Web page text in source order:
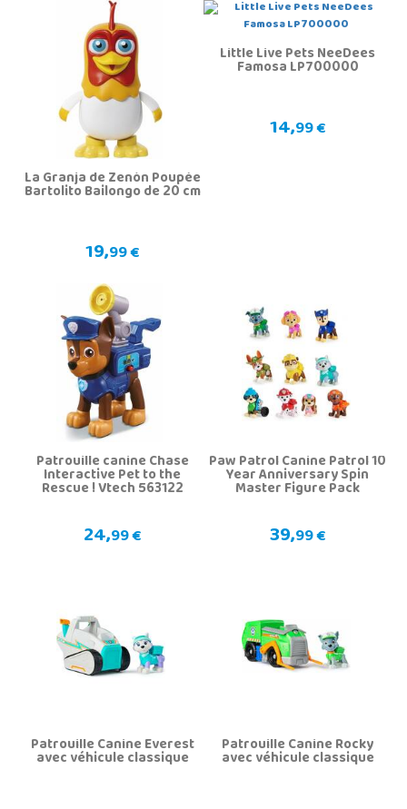
La Granja de Zenón Poupée
Bartolito Bailongo de 20 cm
19,99 €
Little Live Pets NeeDees
Famosa LP700000
14,99 €
Patrouille canine Chase
Interactive Pet to the
Rescue ! Vtech 563122
24,99 €
Paw Patrol Canine Patrol 10
Year Anniversary Spin
Master Figure Pack
39,99 €
Patrouille Canine Everest
avec véhicule classique Patrouille Canine Rocky
avec véhicule classique